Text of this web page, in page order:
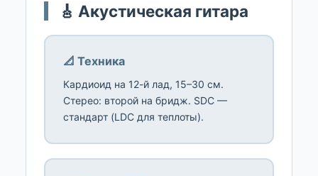
🎸 Акустическая гитара
📐 Техника
Кардиоид на 12-й лад, 15–30 см.
Стерео: второй на бридж. SDC —
стандарт (LDC для теплоты).